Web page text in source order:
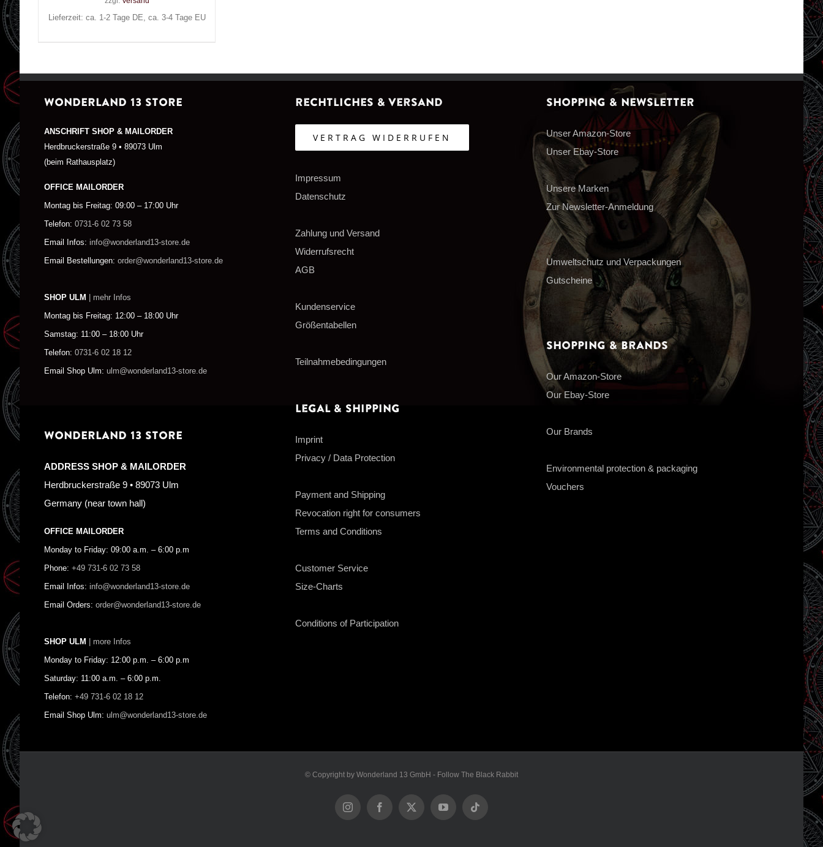
Lieferzeit: ca. 1-2 Tage DE, ca. 3-4 Tage EU
WONDERLAND 13 STORE
ANSCHRIFT SHOP & MAILORDER
Herdbruckerstraße 9 • 89073 Ulm
(beim Rathausplatz)
OFFICE MAILORDER
Montag bis Freitag: 09:00 – 17:00 Uhr
Telefon: 0731-6 02 73 58
Email Infos: info@wonderland13-store.de
Email Bestellungen: order@wonderland13-store.de
SHOP ULM | mehr Infos
Montag bis Freitag: 12:00 – 18:00 Uhr
Samstag: 11:00 – 18:00 Uhr
Telefon: 0731-6 02 18 12
Email Shop Ulm: ulm@wonderland13-store.de
WONDERLAND 13 STORE
ADDRESS SHOP & MAILORDER
Herdbruckerstraße 9 • 89073 Ulm
Germany (near town hall)
OFFICE MAILORDER
Monday to Friday: 09:00 a.m. – 6:00 p.m
Phone: +49 731-6 02 73 58
Email Infos: info@wonderland13-store.de
Email Orders: order@wonderland13-store.de
SHOP ULM | more Infos
Monday to Friday: 12:00 p.m. – 6:00 p.m
Saturday: 11:00 a.m. – 6:00 p.m.
Telefon: +49 731-6 02 18 12
Email Shop Ulm: ulm@wonderland13-store.de
Rechtliches & Versand
VERTRAG WIDERRUFEN
Impressum
Datenschutz
Zahlung und Versand
Widerrufsrecht
AGB
Kundenservice
Größentabellen
Teilnahmebedingungen
Legal & Shipping
Imprint
Privacy / Data Protection
Payment and Shipping
Revocation right for consumers
Terms and Conditions
Customer Service
Size-Charts
Conditions of Participation
Shopping & Newsletter
Unser Amazon-Store
Unser Ebay-Store
Unsere Marken
Zur Newsletter-Anmeldung
Umweltschutz und Verpackungen
Gutscheine
Shopping & Brands
Our Amazon-Store
Our Ebay-Store
Our Brands
Environmental protection & packaging
Vouchers
© Copyright by Wonderland 13 GmbH - Follow The Black Rabbit
InstagramFacebook
X YouTubeTiktok